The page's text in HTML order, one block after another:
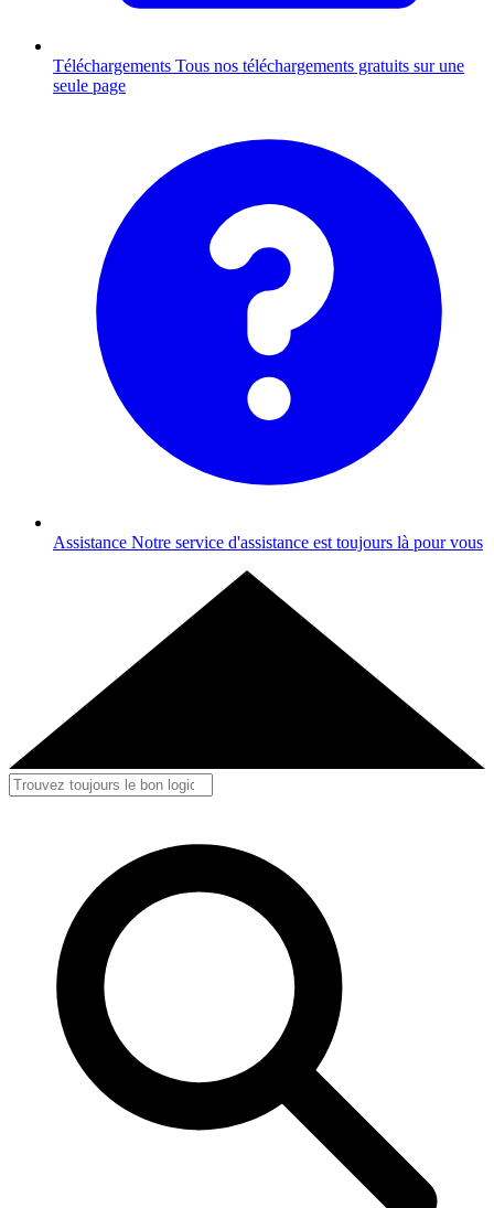
Téléchargements Tous nos téléchargements gratuits sur une
seule page
Assistance Notre service d'assistance est toujours là pour vous